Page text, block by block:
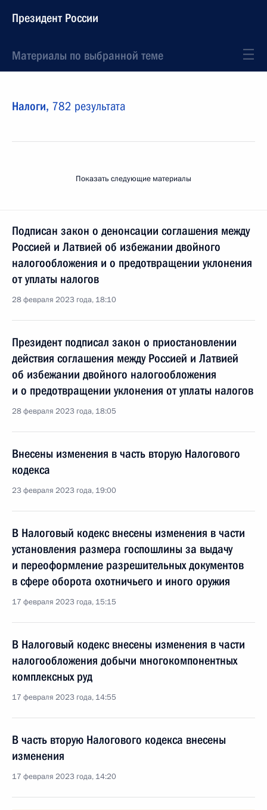
Президент России
Материалы по выбранной теме
Налоги, 782 результата
Показать следующие материалы
Подписан закон о денонсации соглашения между
Россией и Латвией об избежании двойного
налогообложения и о предотвращении уклонения
от уплаты налогов
28 февраля 2023 года, 18:10
Президент подписал закон о приостановлении
действия соглашения между Россией и Латвией
об избежании двойного налогообложения
и о предотвращении уклонения от уплаты налогов
28 февраля 2023 года, 18:05
Внесены изменения в часть вторую Налогового
кодекса
23 февраля 2023 года, 19:00
В Налоговый кодекс внесены изменения в части
установления размера госпошлины за выдачу
и переоформление разрешительных документов
в сфере оборота охотничьего и иного оружия
17 февраля 2023 года, 15:15
В Налоговый кодекс внесены изменения в части
налогообложения добычи многокомпонентных
комплексных руд
17 февраля 2023 года, 14:55
В часть вторую Налогового кодекса внесены
изменения
17 февраля 2023 года, 14:20